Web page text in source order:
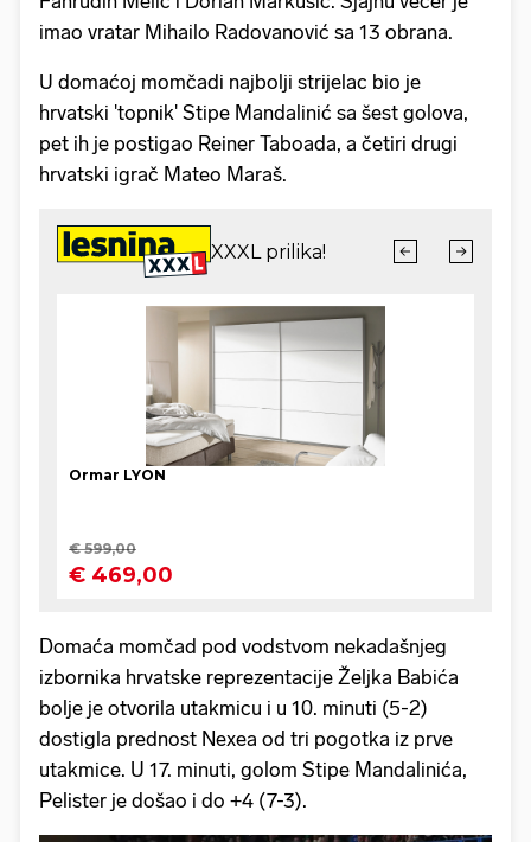
imao vratar Mihailo Radovanović sa 13 obrana.
U domaćoj momčadi najbolji strijelac bio je
hrvatski 'topnik' Stipe Mandalinić sa šest golova,
pet ih je postigao Reiner Taboada, a četiri drugi
hrvatski igrač Mateo Maraš.
Domaća momčad pod vodstvom nekadašnjeg
izbornika hrvatske reprezentacije Željka Babića
bolje je otvorila utakmicu i u 10. minuti (5-2)
dostigla prednost Nexea od tri pogotka iz prve
utakmice. U 17. minuti, golom Stipe Mandalinića,
Pelister je došao i do +4 (7-3).